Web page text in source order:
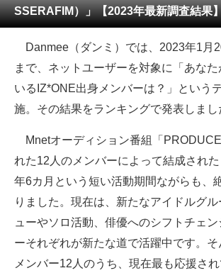
メディア
注目記事を集めた総合ページ
ITの今と未来を見通す
スマホと通信の最新トレンド
ビジネスと働き方のヒント
企業ITのトレンドを詳説
SSERAFIM）」【2023年最新調査結果
Danmee（ダンミ）では、2023年1月
まで、ネットユーザーを対象に「あな
いるIZ*ONE出身メンバーは？」という
施。その結果をランキングで発表しまし
Mnetオーディション番組「
れた12人のメンバーによって結成され
年6カ月という短い活動期間ながらも、
りました。現在は、新たなアイドルグ
ューやソロ活動、俳優へのシフトチェ
ーそれぞれが新たな道で活躍中です。
メンバー12人のうち、現在最も応援さ